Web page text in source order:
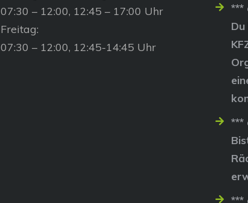
07:30 – 12:00, 12:45 – 17:00 Uhr
Freitag:
07:30 – 12:00, 12:45-14:45 Uhr
***
***
***